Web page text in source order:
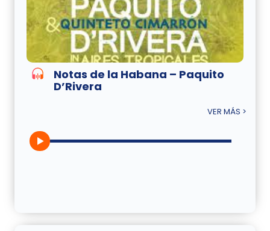
Notas de la Habana – Paquito
D’Rivera
VER MÁS >